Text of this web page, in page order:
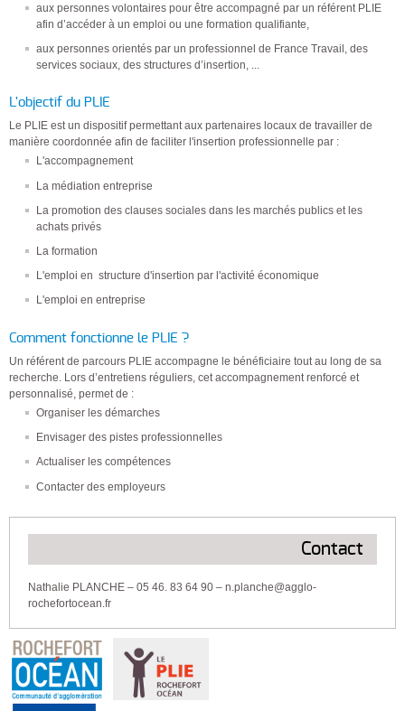
aux personnes volontaires pour être accompagné par un référent PLIE
afin d’accéder à un emploi ou une formation qualifiante,
aux personnes orientés par un professionnel de France Travail, des
services sociaux, des structures d’insertion, ...
L'objectif du PLIE
Le PLIE est un dispositif permettant aux partenaires locaux de travailler de
manière coordonnée afin de faciliter l'insertion professionnelle par :
L'accompagnement
La médiation entreprise
La promotion des clauses sociales dans les marchés publics et les
achats privés
La formation
L'emploi en structure d'insertion par l'activité économique
L'emploi en entreprise
Comment fonctionne le PLIE ?
Un référent de parcours PLIE accompagne le bénéficiaire tout au long de sa
recherche. Lors d’entretiens réguliers, cet accompagnement renforcé et
personnalisé, permet de :
Organiser les démarches
Envisager des pistes professionnelles
Actualiser les compétences
Contacter des employeurs
Contact
Nathalie PLANCHE – 05 46. 83 64 90 – n.planche@agglo-
rochefortocean.fr